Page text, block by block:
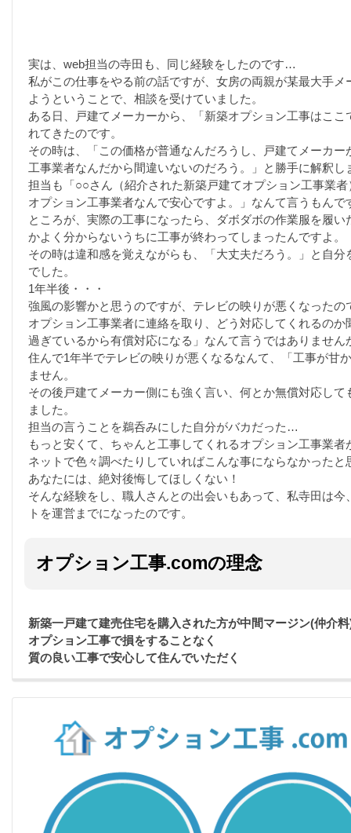
実は、web担当の寺田も、同じ経験をしたのです…
私がこの仕事をやる前の話ですが、女房の両親が某最大手
ようということで、相談を受けていました。
ある日、戸建てメーカーから、「新築オプション工事はこ
れてきたのです。
その時は、「この価格が普通なんだろうし、戸建てメーカ
工事業者なんだから間違いないのだろう。」と勝手に解釈し
担当も「○○さん（紹介された新築戸建てオプション工事業
オプション工事業者なんで安心ですよ。」なんて言うもん
ところが、実際の工事になったら、ダボダボの作業服を履
かよく分からないうちに工事が終わってしまったんですよ。
その時は違和感を覚えながらも、「大丈夫だろう。」と自
でした。
1年半後・・・
強風の影響かと思うのですが、テレビの映りが悪くなったの
オプション工事業者に連絡を取り、どう対応してくれるの
過ぎているから有償対応になる」なんて言うではありません
住んで1年半でテレビの映りが悪くなるなんて、「工事が甘
ません。
その後戸建てメーカー側にも強く言い、何とか無償対応し
ました。
担当の言うことを鵜呑みにした自分がバカだった…
もっと安くて、ちゃんと工事してくれるオプション工事業
ネットで色々調べたりしていればこんな事にならなかった
あなたには、絶対後悔してほしくない！
そんな経験をし、職人さんとの出会いもあって、私寺田は
トを運営までになったのです。
オプション工事.comの理念
新築一戸建て建売住宅を購入された方が中間マージン(仲介
オプション工事で損をすることなく
質の良い工事で安心して住んでいただく